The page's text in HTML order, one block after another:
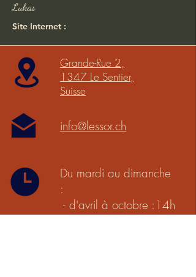
Lukas
Site Internet :
Grande-Rue 2,
1347 Le Sentier,
Suisse
info@lessor.ch
Du mardi au dimanche
:
- d'avril à octobre :14h